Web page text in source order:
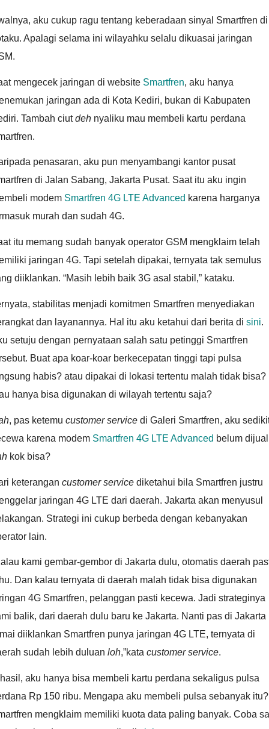
aku cukup ragu tentang keberadaan sinyal Smartfren di
Apalagi selama ini wilayahku selalu dikuasai jaringan
mengecek jaringan di website Smartfren, aku hanya
jaringan ada di Kota Kediri, bukan di Kabupaten
Tambah ciutdeh nyaliku mau membeli kartu perdana
penasaran, aku pun menyambangi kantor pusat
di Jalan Sabang, Jakarta Pusat. Saat itu aku ingin
modem Smartfren 4G LTE Advanced karena harganya
murah dan sudah 4G.
itu memang sudah banyak operator GSM mengklaim telah
jaringan 4G. Tapi setelah dipakai, ternyata tak semulus
diiklankan. “Masih lebih baik 3G asal stabil,” kataku.
stabilitas menjadi komitmen Smartfren menyediakan
dan layanannya. Hal itu aku ketahui dari berita di sini.
setuju dengan pernyataan salah satu petinggi Smartfren
Buat apa koar-koar berkecepatan tinggi tapi pulsa
habis? atau dipakai di lokasi tertentu malah tidak bisa?
hanya bisa digunakan di wilayah tertentu saja?
, pas ketemu customer service di Galeri Smartfren, aku
karena modem Smartfren 4G LTE Advanced belum
kok bisa?
keterangan customer service diketahui bila Smartfren justru
jaringan 4G LTE dari daerah. Jakarta akan menyusul
Strategi ini cukup berbeda dengan kebanyakan
lain.
kami gembar-gembor di Jakarta dulu, otomatis daerah
Dan kalau ternyata di daerah malah tidak bisa digunakan
4G Smartfren, pelanggan pasti kecewa. Jadi strateginya
balik, dari daerah dulu baru ke Jakarta. Nanti pas di Jakarta
diiklankan Smartfren punya jaringan 4G LTE, ternyata di
sudah lebih duluan loh,”kata customer service.
aku hanya bisa membeli kartu perdana sekaligus pulsa
Rp 150 ribu. Mengapa aku membeli pulsa sebanyak itu?
mengklaim memiliki kuota data paling banyak. Coba